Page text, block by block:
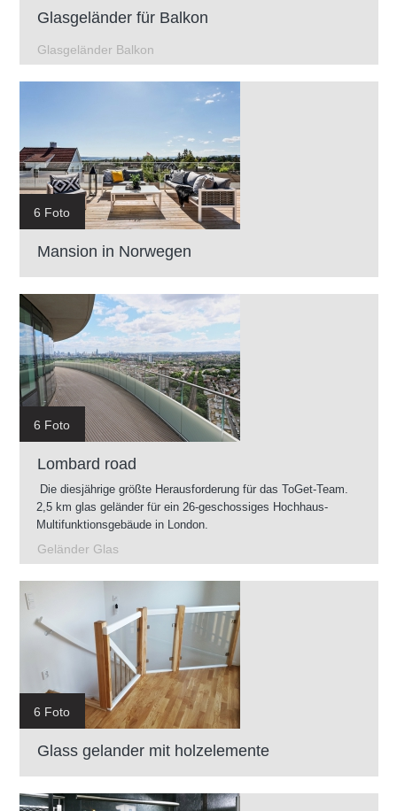
Glasgeländer für Balkon
Glasgeländer Balkon
6 Foto
Mansion in Norwegen
6 Foto
Lombard road
Die diesjährige größte Herausforderung für das ToGet-Team.
2,5 km glas geländer für ein 26-geschossiges Hochhaus-
Multifunktionsgebäude in London.
Geländer Glas
6 Foto
Glass gelander mit holzelemente